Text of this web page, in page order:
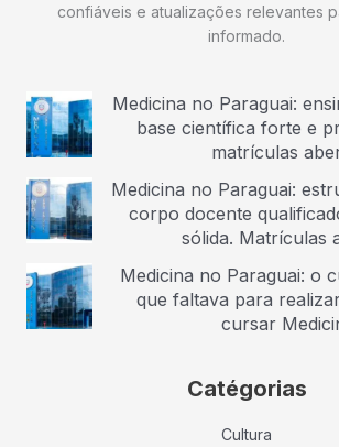
confiáveis e atualizações relevantes
informado.
Medicina no Paraguai:
base científica forte e
matrículas
Medicina no Paraguai:
corpo docente
sólida. Matrículas
Medicina no Paraguai: o
que faltava para
cursar
Catégorias
Cultura